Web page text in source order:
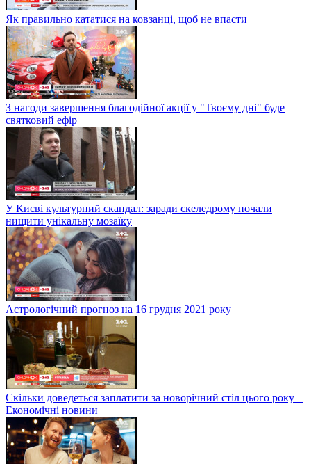
Як правильно кататися на ковзанці, щоб не впасти
З нагоди завершення благодійної акції у "Твоєму дні" буде
святковий ефір
У Києві культурний скандал: заради скеледрому почали
нищити унікальну мозаїку
Астрологічний прогноз на 16 грудня 2021 року
Скільки доведеться заплатити за новорічний стіл цього року –
Економічні новини